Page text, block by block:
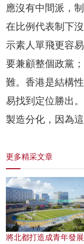
應沒有中間派，
在比例代表制下
示素人單飛更容
要兼顧整個政黨
難。香港是結構
易找到定位勝出
製造分化，因為
更多精采文章
將北都打造成青年發